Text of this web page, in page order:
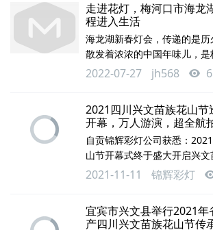
体记者 文漾 夏云蜀 王丹/视
办单位负责人汇报了灯会筹备
有关部门、船山区、遂宁经开
宁高新区等就灯会安保维稳、
走进花灯，梅河口市海龙
程进入生活
海龙湖新春灯会，传递的是历
散发着浓浓的中国年味儿，是
也是新的一年美好生活的开始
夺目的灯会，今天就和小编一
文化精心策划，设计整体灯
位，需要前期反复讨论推敲以
终才能呈现出绚丽多彩、霓虹
游人观赏、体味地道的中国年
工序
2022-07-27 jh568
2021四川兴文苗族花山
开幕，万人游演，超全航
自贡锦辉彩灯公司获悉：
山节开幕式终于盛大开启兴文
载歌载舞，共度节日。不仅有
民族民俗展示、还有祭花杆
数观众大呼过瘾！民族民俗
2021-11-11 锦辉彩灯
宜宾市兴文县举行2021
产四川兴文苗族花山节传